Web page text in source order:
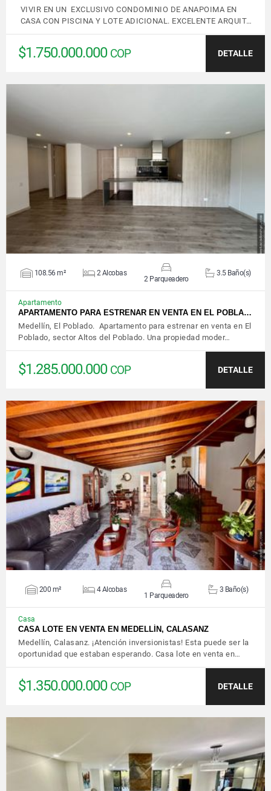
VIVIR EN UN EXCLUSIVO CONDOMINIO DE ANAPOIMA EN
CASA CON PISCINA Y LOTE ADICIONAL. EXCELENTE ARQUIT…
$1.750.000.000 COP DETALLE
VER DETALLES
108.56 m² 2 Alcobas
2 Parqueadero
3.5 Baño(s)
Apartamento
APARTAMENTO PARA ESTRENAR EN VENTA EN EL POBLA…
Medellín, El Poblado. Apartamento para estrenar en venta en El
Poblado, sector Altos del Poblado. Una propiedad moder…
$1.285.000.000 COP DETALLE
VER DETALLES
200 m² 4 Alcobas
1 Parqueadero
3 Baño(s)
Casa
CASA LOTE EN VENTA EN MEDELLÍN, CALASANZ
Medellín, Calasanz. ¡Atención inversionistas! Esta puede ser la
oportunidad que estaban esperando. Casa lote en venta en…
$1.350.000.000 COP DETALLE